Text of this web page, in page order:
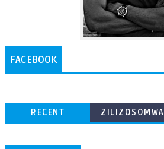
FACEBOOK
RECENT
ZILIZOSOMWA